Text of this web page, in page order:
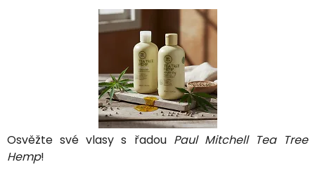
Osvěžte své vlasy s řadou Paul Mitchell Tea Tree
Hemp!